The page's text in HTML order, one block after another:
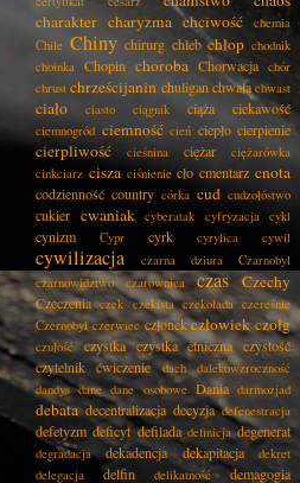
charakter charyzma chciwość
chemia
Chile Chiny chirurg chleb chłop chodnik
choinka Chopin choroba Chorwacja chór
chrust chrześcijanin chuligan chwała chwast
ciało ciasto ciągnik ciąża ciekawość
ciemnogród ciemność cień ciepło cierpienie
cierpliwość cieśnina ciężar
ciężarówka
cinkciarz cisza ciśnienie cło cmentarz cnota
codzienność country córka cud cudzołóstwo
cukier cwaniak cyberatak cyfryzacja cykl
cynizm Cypr cyrk cyrylica cywil
cywilizacja czarna dziura
Czarnobyl
czarnowidztwo
czarownica czas Czechy
Czeczenia czek czekista czekolada czereśnie
Czernobyl czerwiec członek człowiek czołg
czułość czystka czystka etniczna czystość
czytelnik ćwiczenie dach
dalekowzroczność
dandys dane dane osobowe Dania darmozjad
debata decentralizacja decyzja defenestracja
defetyzm deficyt defilada definicja degenerat
degradacja dekadencja dekapitacja
dekret
delegacja
delfin delikatność demagogia